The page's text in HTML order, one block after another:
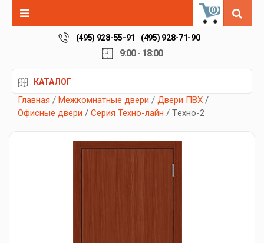
0
(495) 928-55-91 (495) 928-71-90
9:00 - 18:00
КАТАЛОГ
Главная / Межкомнатные двери / Двери ПВХ /
Офисные двери / Серия Техно-лайн / Tехно-2